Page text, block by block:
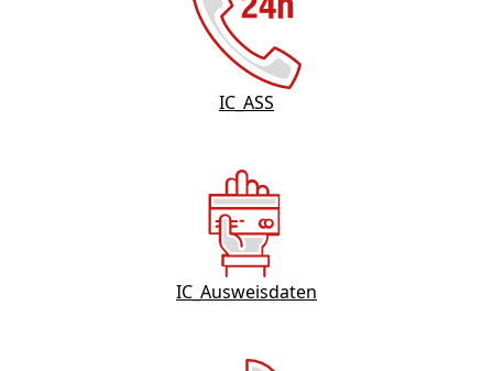
IC_ASS
IC_Ausweisdaten